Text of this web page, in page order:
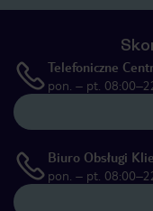
Telefoniczne
pon. – pt.
Biuro Obsługi
pon. – pt.